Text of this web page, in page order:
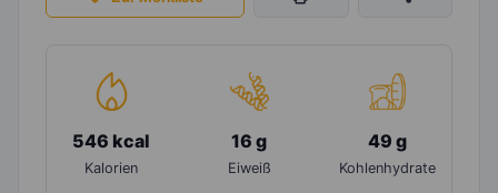
546 kcal
Kalorien
16 g
Eiweiß
49 g
Kohlenhydrate